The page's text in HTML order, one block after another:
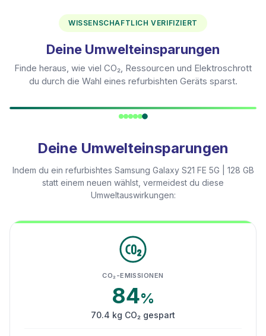
WISSENSCHAFTLICH VERIFIZIERT
Deine Umwelteinsparungen
Finde heraus, wie viel CO₂, Ressourcen und Elektroschrott
du durch die Wahl eines refurbishten Geräts sparst.
Deine Umwelteinsparungen
Indem du ein refurbishtes Samsung Galaxy S21 FE 5G | 128 GB
statt einem neuen wählst, vermeidest du diese
Umweltauswirkungen:
CO₂-EMISSIONEN
84%
70.4 kg CO₂ gespart